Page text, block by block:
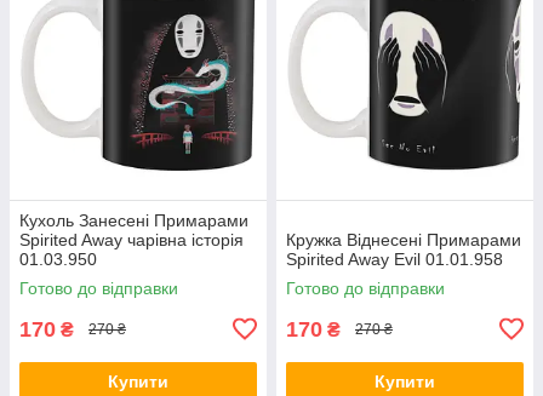
Кухоль Занесені Примарами
Spirited Away чарівна історія
01.03.950
Готово до відправки
170 ₴ 270 ₴
Купити
Кружка Віднесені Примарами
Spirited Away Evil 01.01.958
Готово до відправки
170 ₴ 270 ₴
Купити